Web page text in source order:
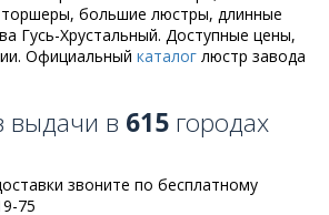
большие люстры, длинные
Гусь-Хрустальный. Доступные цены,
Официальный каталог люстр завода
выдачи в 615 городах
звоните по бесплатному
75